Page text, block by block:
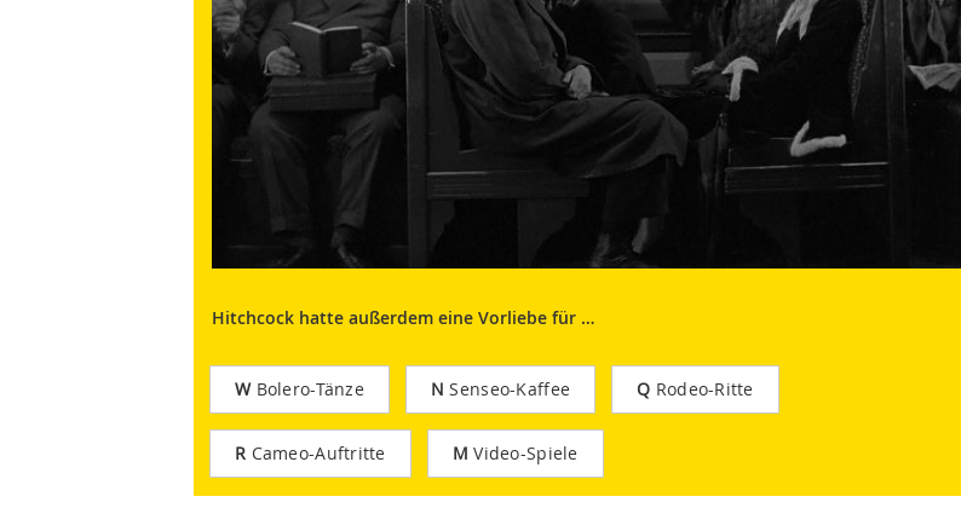
Hitchcock hatte außerdem eine Vorliebe für …
WBolero-Tänze N Senseo-Kaffee Q Rodeo-Ritte
R Cameo-Auftritte M Video-Spiele